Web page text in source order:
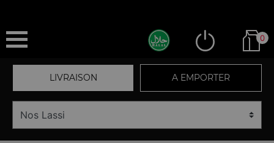
0
LIVRAISON A EMPORTER